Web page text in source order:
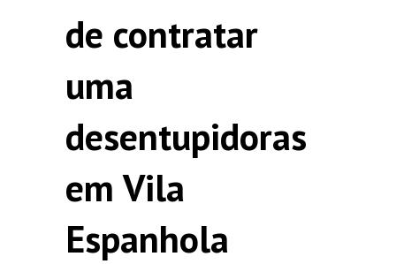
de contratar
uma
desentupidoras
em Vila
Espanhola